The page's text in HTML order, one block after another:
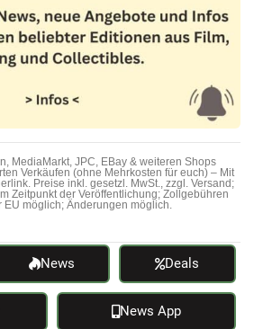
MediaMarkt, JPC, EBay & weiteren Shops
Verkäufen (ohne Mehrkosten für euch) – Mit
Preise inkl. gesetzl. MwSt., zzgl. Versand;
Zeitpunkt der Veröffentlichung; Zollgebühren
EU möglich; Änderungen möglich.
News Deals
News App